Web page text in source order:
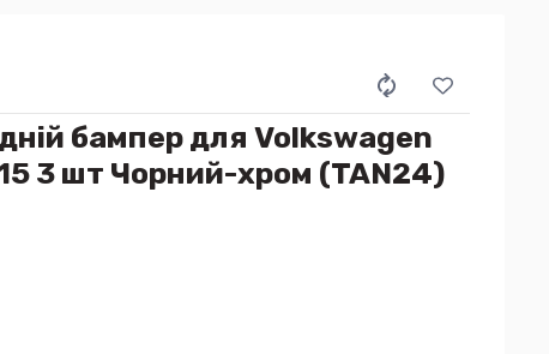
бампер для Volkswagen
3 шт Чорний-хром (TAN24)